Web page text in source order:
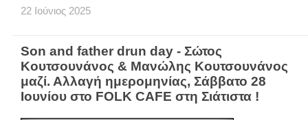
22 Ιούνιος 2025
Son and father drun day - Σώτος
Κουτσουνάνος & Μανώλης Κουτσουνάνος
μαζί. Αλλαγή ημερομηνίας, Σάββατο 28
Ιουνίου στο FOLK CAFE στη Σιάτιστα !